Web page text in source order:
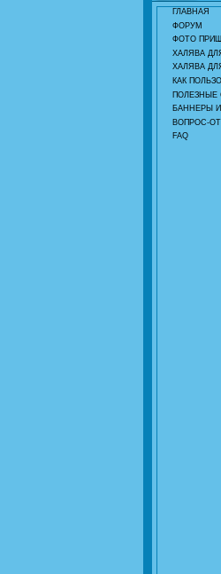
ГЛАВНАЯ
ФОРУМ
ФОТО
ХАЛЯВА
ХАЛЯВА
КАК
ПОЛЕЗНЫЕ
БАННЕРЫ
ВОПРОС-
FAQ